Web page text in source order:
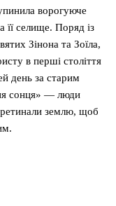
ворогуюче
її селище. Поряд із
Зінона та Зоїла,
в перші століття
день за старим
сонця» — люди
землю, щоб